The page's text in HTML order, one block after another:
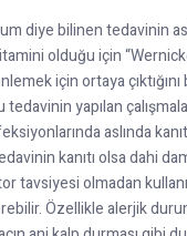
diye bilinen tedavinin
olduğu için
için ortaya
tedavinin yapılan
aslında
kanıtı olsa dahi
tavsiyesi olmadan
Özellikle alerjik